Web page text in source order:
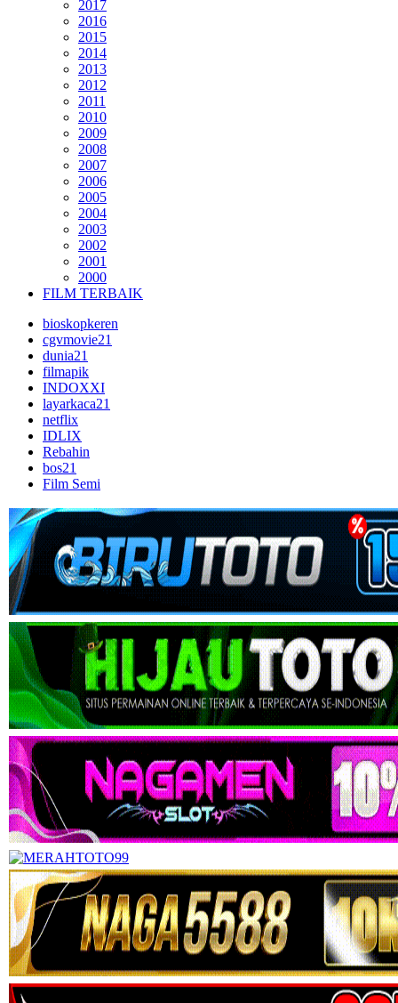
2017
2016
2015
2014
2013
2012
2011
2010
2009
2008
2007
2006
2005
2004
2003
2002
2001
2000
FILM TERBAIK
bioskopkeren
cgvmovie21
dunia21
filmapik
INDOXXI
layarkaca21
netflix
IDLIX
Rebahin
bos21
Film Semi